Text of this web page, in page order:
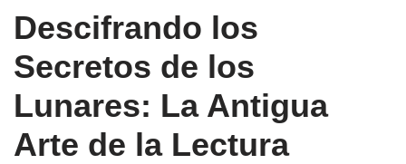
Descifrando los
Secretos de los
Lunares: La Antigua
Arte de la Lectura